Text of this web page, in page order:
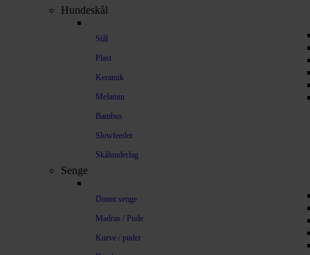
Hundeskål
Stål
Plast
Keramik
Melamin
Bambus
Slowfeeder
Skålunderlag
Senge
Donut senge
Madras / Pude
Kurve / puder